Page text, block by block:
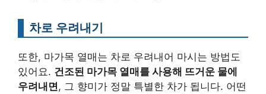
차로 우려내기
또한, 마가목 열매는 차로 우려내어 마시는 방법도
있어요. 건조된 마가목 열매를 사용해 뜨거운 물에
우려내면, 그 향미가 정말 특별한 차가 됩니다. 어떤